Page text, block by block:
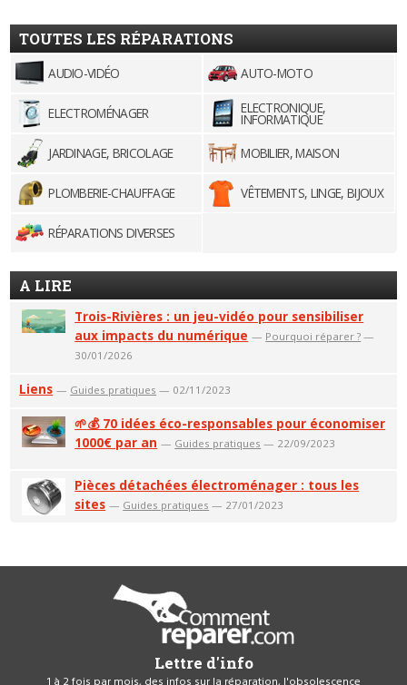
TOUTES LES RÉPARATIONS
AUDIO-VIDÉO AUTO-MOTO
ELECTROMÉNAGER ELECTRONIQUE,
INFORMATIQUE
JARDINAGE, BRICOLAGE
MOBILIER, MAISON
PLOMBERIE-CHAUFFAGE VÊTEMENTS, LINGE, BIJOUX
RÉPARATIONS DIVERSES
A LIRE
Trois-Rivières : un jeu-vidéo pour sensibiliser
aux impacts du numérique — Pourquoi réparer ? —
30/01/2026
Liens — Guides pratiques — 02/11/2023
🌱💰 70 idées éco-responsables pour économiser
1000€ par an — Guides pratiques — 22/09/2023
Pièces détachées électroménager : tous les
sites — Guides pratiques — 27/01/2023
Lettre d'info